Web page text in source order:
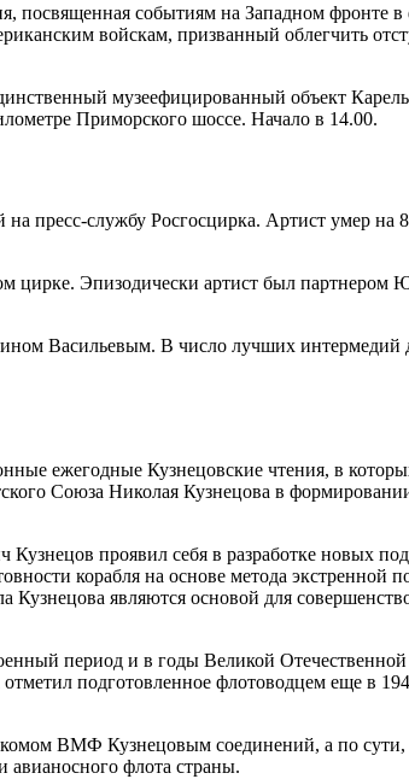
посвященная событиям на Западном фронте
войскам, призванный облегчить
музеефицированный объект
Приморского шоссе. Начало в 14.00.
пресс-службу Росгосцирка. Артист умер на
цирке. Эпизодически артист был партнером
Васильевым. В число лучших интермедий
ежегодные Кузнецовские чтения, в
Союза Николая Кузнецова в
проявил себя в разработке новых
корабля на основе метода экстренной
являются основой для
период и в годы Великой
подготовленное флотоводцем еще в
ВМФ Кузнецовым соединений, а по
авианосного флота страны.